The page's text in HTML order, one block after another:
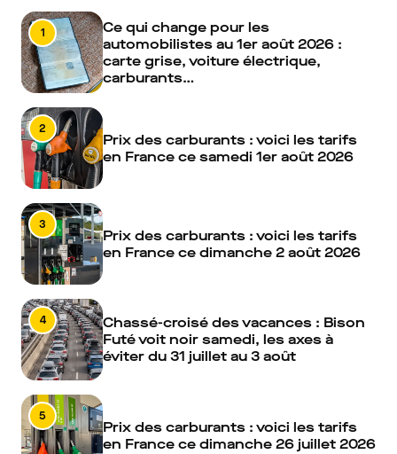
1
Ce qui change pour les
automobilistes au 1er août 2026 :
carte grise, voiture électrique,
carburants…
2
Prix des carburants : voici les tarifs
en France ce samedi 1er août 2026
3
Prix des carburants : voici les tarifs
en France ce dimanche 2 août 2026
4
Chassé-croisé des vacances : Bison
Futé voit noir samedi, les axes à
éviter du 31 juillet au 3 août
5
Prix des carburants : voici les tarifs
en France ce dimanche 26 juillet 2026